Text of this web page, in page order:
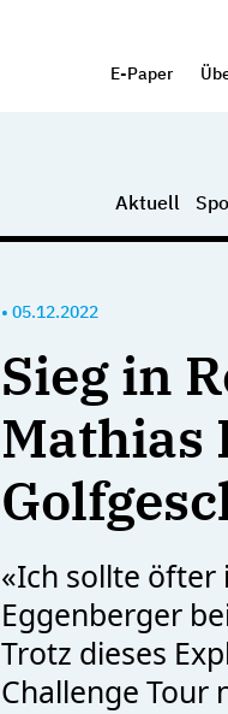
E-Paper
Aktuell
• 05.12.2022
Sieg in
Mathias
«Ich sollte öfter
Eggenberger
Trotz dieses
Challenge Tour